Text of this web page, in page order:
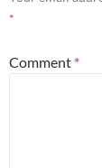
*
Comment *